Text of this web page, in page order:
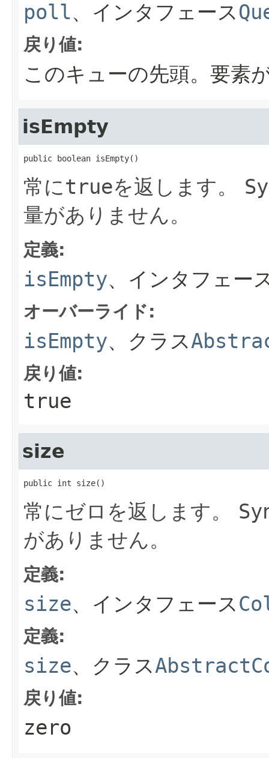
poll、インタフェース
戻り値:
このキューの先頭。要素
isEmpty
public boolean isEmpty()
常にtrueを返します。
量がありません。
定義:
isEmpty、インタフェー
オーバーライド:
isEmpty、クラス
戻り値:
true
size
public int size()
常にゼロを返します。
がありません。
定義:
size、インタフェース
定義:
size、クラス
戻り値:
zero